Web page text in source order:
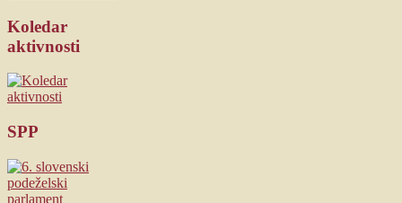
Koledar
aktivnosti
SPP